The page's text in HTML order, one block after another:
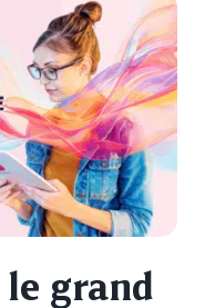
grand